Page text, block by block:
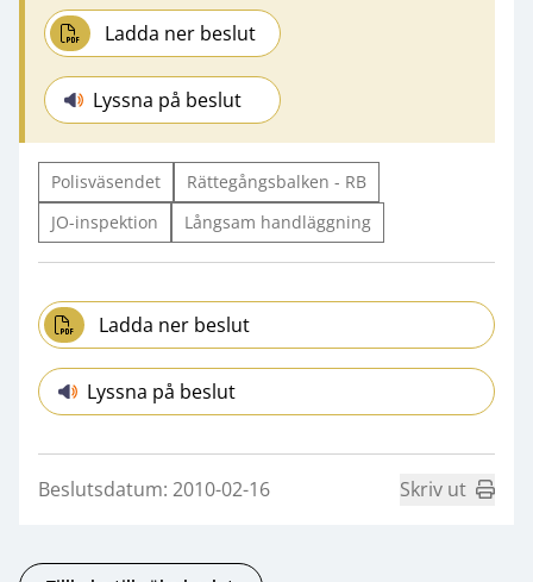
Ladda ner beslut
Lyssna på beslut
Polisväsendet
Rättegångsbalken - RB
JO-inspektion
Långsam handläggning
Ladda ner beslut
Lyssna på beslut
Beslutsdatum: 2010-02-16 Skriv ut